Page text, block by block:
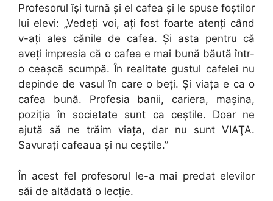
Profesorul îşi turnă şi el cafea şi le spuse foştilor
lui elevi: „Vedeţi voi, aţi fost foarte atenţi când
v-aţi ales cănile de cafea. Şi asta pentru că
aveţi impresia că o cafea e mai bună băută într-
o ceaşcă scumpă. În realitate gustul cafelei nu
depinde de vasul în care o beţi. Şi viaţa e ca o
cafea bună. Profesia banii, cariera, maşina,
poziţia în societate sunt ca ceştile. Doar ne
ajută să ne trăim viaţa, dar nu sunt VIAŢA.
Savuraţi cafeaua şi nu ceştile.”
În acest fel profesorul le-a mai predat elevilor
săi de altădată o lecţie.